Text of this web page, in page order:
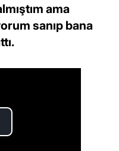
ama
sanıp bana